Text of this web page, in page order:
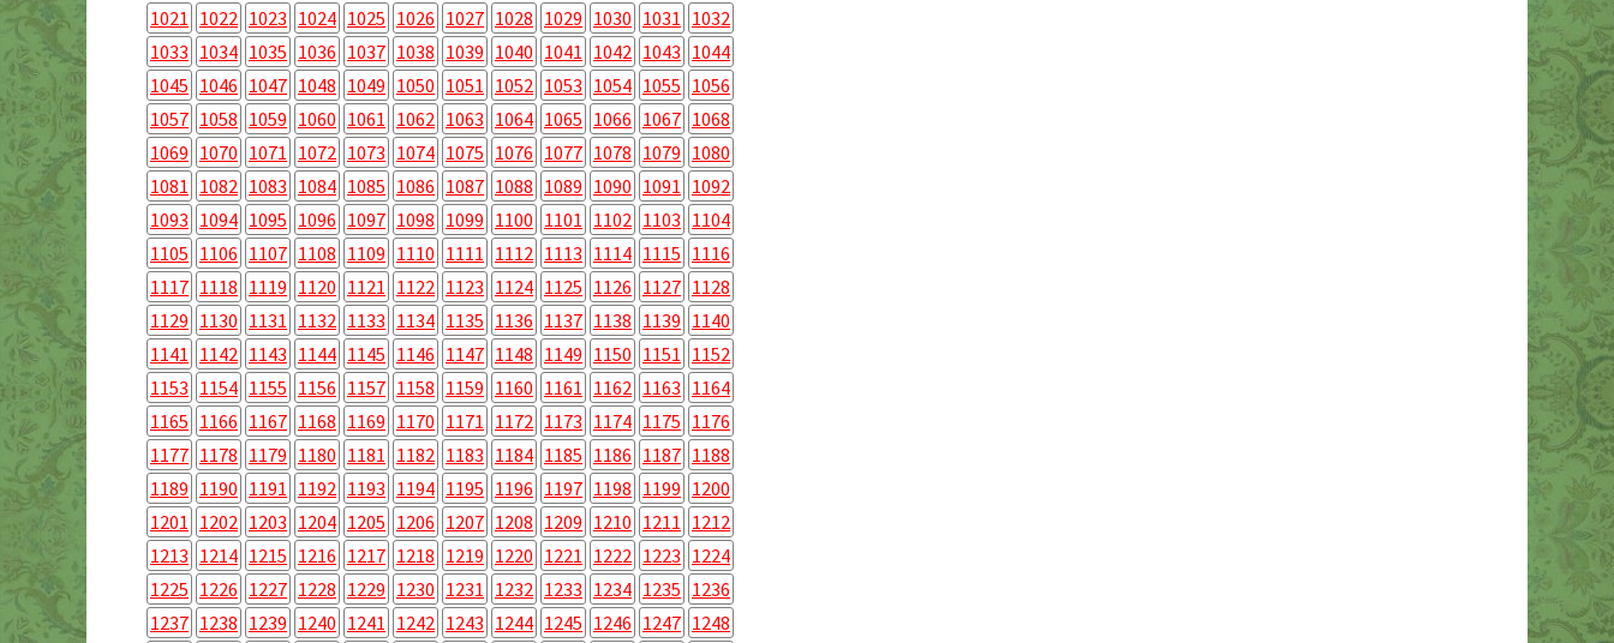
1021 1022 1023 1024 1025 1026 1027 1028 1029 1030 1031 1032
1033 1034 1035 1036 1037 1038 1039 1040 1041 1042 1043 1044
1045 1046 1047 1048 1049 1050 1051 1052 1053 1054 1055 1056
1057 1058 1059 1060 1061 1062 1063 1064 1065 1066 1067 1068
1069 1070 1071 1072 1073 1074 1075 1076 1077 1078 1079 1080
1081 1082 1083 1084 1085 1086 1087 1088 1089 1090 1091 1092
1093 1094 1095 1096 1097 1098 1099 1100 1101 1102 1103 1104
1105 1106 1107 1108 1109 1110 1111 1112 1113 1114 1115 1116
1117 1118 1119 1120 1121 1122 1123 1124 1125 1126 1127 1128
1129 1130 1131 1132 1133 1134 1135 1136 1137 1138 1139 1140
1141 1142 1143 1144 1145 1146 1147 1148 1149 1150 1151 1152
1153 1154 1155 1156 1157 1158 1159 1160 1161 1162 1163 1164
1165 1166 1167 1168 1169 1170 1171 1172 1173 1174 1175 1176
1177 1178 1179 1180 1181 1182 1183 1184 1185 1186 1187 1188
1189 1190 1191 1192 1193 1194 1195 1196 1197 1198 1199 1200
1201 1202 1203 1204 1205 1206 1207 1208 1209 1210 1211 1212
1213 1214 1215 1216 1217 1218 1219 1220 1221 1222 1223 1224
1225 1226 1227 1228 1229 1230 1231 1232 1233 1234 1235 1236
1237 1238 1239 1240 1241 1242 1243 1244 1245 1246 1247 1248